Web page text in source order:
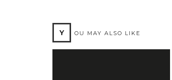
Y OU MAY ALSO LIKE